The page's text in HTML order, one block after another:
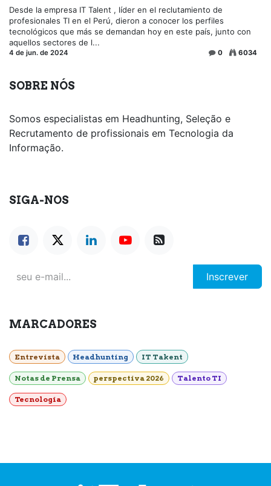
Desde la empresa IT Talent , líder en el reclutamiento de
profesionales TI en el Perú, dieron a conocer los perfiles
tecnológicos que más se demandan hoy en este país, junto con
aquellos sectores de l...
4 de jun. de 2024 0 6034
SOBRE NÓS
Somos especialistas em Headhunting, Seleção e
Recrutamento de profissionais em Tecnologia da
Informação.
SIGA-NOS
Inscrever
MARCADORES
Entrevista Headhunting IT Takent
Notas de Prensa perspectiva 2026 Talento TI
Tecnología